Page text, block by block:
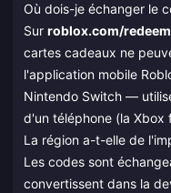
Où dois-je échanger le
Sur roblox.com/redeem
cartes cadeaux ne
l'application mobile
Nintendo Switch —
d'un téléphone (la Xbox
La région a-t-elle de
Les codes sont
convertissent dans la